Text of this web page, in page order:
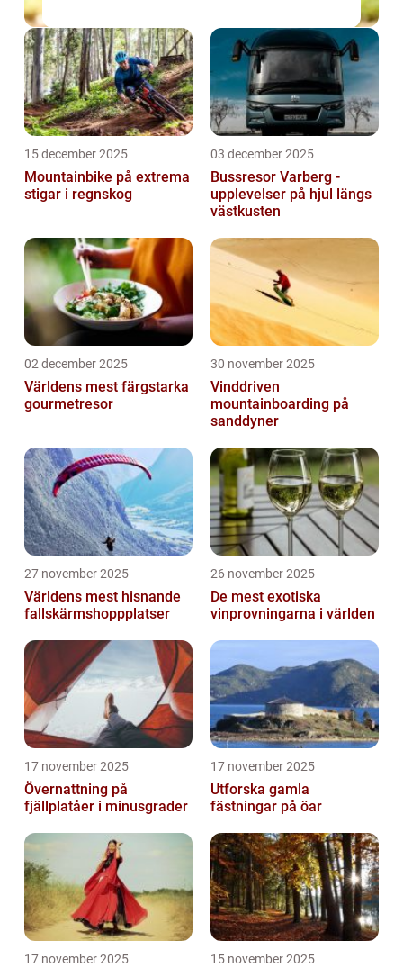
15 december 2025
Mountainbike på extrema
stigar i regnskog
03 december 2025
Bussresor Varberg -
upplevelser på hjul längs
västkusten
02 december 2025
Världens mest färgstarka
gourmetresor
30 november 2025
Vinddriven
mountainboarding på
sanddyner
27 november 2025
Världens mest hisnande
fallskärmshoppplatser
26 november 2025
De mest exotiska
vinprovningarna i världen
17 november 2025
Övernattning på
fjällplatåer i minusgrader
17 november 2025
Utforska gamla
fästningar på öar
17 november 2025 15 november 2025